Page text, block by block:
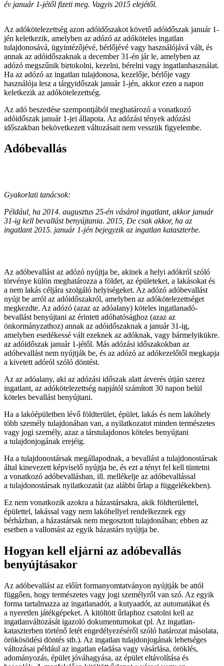
év január 1-jétől fizeti meg. Vagyis 2015 elejétől.
Az adókötelezettség azon adóidőszakot követő adóidőszak január 1-
jén keletkezik, amelyben az adózó az adóköteles ingatlan
tulajdonosává, ügyintézőjévé, bérlőjévé vagy használójává vált, és
annak az adóidőszaknak a december 31-én jár le, amelyben az
adózó megszűnik birtokolni, kezelni, bérelni vagy ingatlanhasználat.
Ha az adózó az ingatlan tulajdonosa, kezelője, bérlője vagy
használója lesz a tárgyidőszak január 1-jén, akkor ezen a napon
keletkezik az adókötelezettség.
Az adó beszedése szempontjából meghatározó a vonatkozó
adóidőszak január 1-jei állapota. Az adózási tények adózási
időszakban bekövetkezett változásait nem vesszük figyelembe.
Adóbevallás
Gyakorlati tanácsok:
Például, ha 2014. augusztus 25-én vásárol ingatlant, akkor január
31-ig kell bevallást benyújtania. 2015, De csak akkor, ha az
ingatlant 2015. január 1-jén bejegyzik az ingatlan kataszterbe.
Az adóbevallást az adózó nyújtja be, akinek a helyi adókról szóló
törvénye külön meghatározza a földet, az épületeket, a lakásokat és
a nem lakás céljára szolgáló helyiségeket. Az adózó adóbevallást
nyújt be arról az adóidőszakról, amelyben az adókötelezettséget
megkezdte. Az adózó (azaz az adóalany) köteles ingatlanadó-
bevallást benyújtani az érintett adóhatósághoz (azaz az
önkormányzathoz) annak az adóidőszaknak a január 31-ig,
amelyben esedékessé vált ezeknek az adóknak, vagy bármelyikükre.
az adóidőszak január 1-jétől. Más adózási időszakokban az
adóbevallást nem nyújtják be, és az adózó az adókezelőtől megkapja
a kivetett adóról szóló döntést.
Az az adóalany, aki az adózási időszak alatt árverés útján szerez
ingatlant, az adókötelezettség napjától számított 30 napon belül
köteles bevallást benyújtani.
Ha a lakóépületben lévő földterület, épület, lakás és nem lakóhely
több személy tulajdonában van, a nyilatkozatot minden természetes
vagy jogi személy, azaz a társtulajdonos köteles benyújtani
a tulajdonjogának erejéig.
Ha a tulajdonostársak megállapodnak, a bevallást a tulajdonostársak
által kinevezett képviselő nyújtja be, és ezt a tényt fel kell tüntetni
a vonatkozó adóbevallásban, ill. mellékelje az adóbevallással
a tulajdonostársak nyilatkozatát (az alábbi űrlap a függelékekben).
Ez nem vonatkozik azokra a házastársakra, akik földterülettel,
épülettel, lakással vagy nem lakóhellyel rendelkeznek egy
bérházban, a házastársak nem megosztott tulajdonában; ebben az
esetben a vallomást az egyik házastárs nyújtja be.
Hogyan kell eljárni az adóbevallás
benyújtásakor
Az adóbevallást az előírt formanyomtatványon nyújtják be attól
függően, hogy természetes vagy jogi személyről van szó. Az egyik
forma tartalmazza az ingatlanadót, a kutyaadót, az automatákat és
a nyeretlen játékgépeket. A kitöltött űrlaphoz csatolni kell az
ingatlanváltozását igazoló dokumentumokat (pl. Az ingatlan-
kataszterben történő letét engedélyezéséről szóló határozat másolata,
örökösödési döntés stb.). Az ingatlan tulajdonjogának lehetséges
változásai például az ingatlan eladása vagy vásárlása, öröklés,
adományozás, épület jóváhagyása, az épület eltávolítása és